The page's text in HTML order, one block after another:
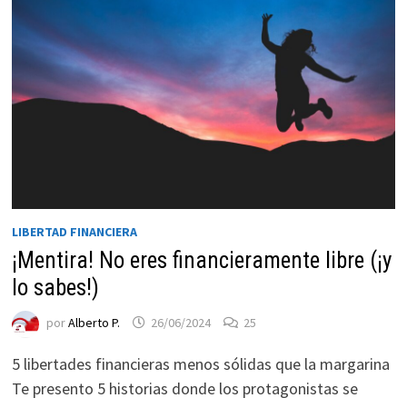
LIBERTAD FINANCIERA
¡Mentira! No eres financieramente libre (¡y
lo sabes!)
porAlberto P. 26/06/2024 25
5 libertades financieras menos sólidas que la margarina
Te presento 5 historias donde los protagonistas se
Estadísticas
Para que
de la web, en
base a cómo
se usa la web.
Experiencia
Para que
nuestra web
funcione lo